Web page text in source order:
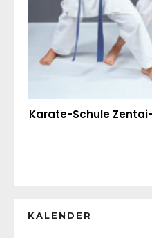
Karate-Schule
KALENDER